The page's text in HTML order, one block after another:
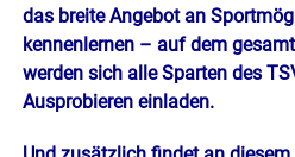
das breite Angebot an
kennenlernen – auf dem
werden sich alle Sparten des
Ausprobieren einladen.